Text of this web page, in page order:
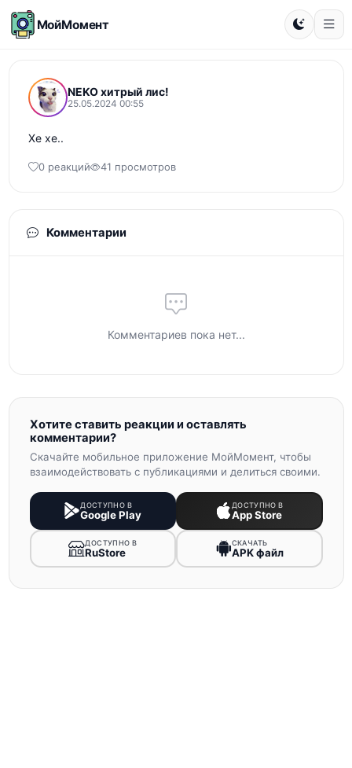
МойМомент
NEKO хитрый лис!
25.05.2024 00:55
Хе хе..
0 реакций 41 просмотров
Комментарии
Комментариев пока нет...
Хотите ставить реакции и оставлять
комментарии?
Скачайте мобильное приложение МойМомент, чтобы
взаимодействовать с публикациями и делиться своими.
ДОСТУПНО В
Google Play
ДОСТУПНО В
App Store
ДОСТУПНО В
RuStore
СКАЧАТЬ
APK файл